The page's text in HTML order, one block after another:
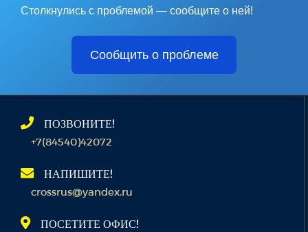
Столкнулись с проблемой — сообщите о ней!
Сообщить о проблеме
ПОЗВОНИТЕ!
+7(84540)42072
НАПИШИТЕ!
crossrus@yandex.ru
ПОСЕТИТЕ ОФИС!